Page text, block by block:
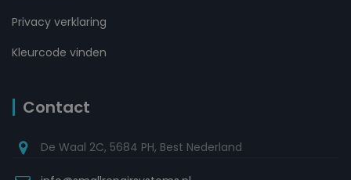
Privacy verklaring
Kleurcode vinden
Contact
De Waal 2C, 5684 PH, Best Nederland